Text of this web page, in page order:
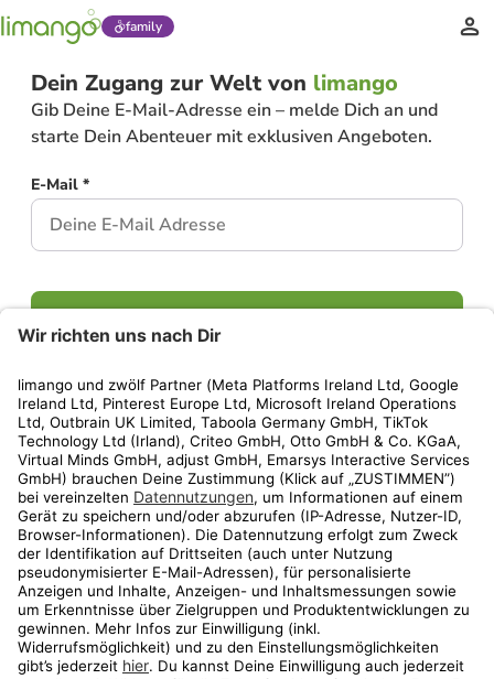
family
Dein Zugang zur Welt von limango
Gib Deine E-Mail-Adresse ein – melde Dich an und
starte Dein Abenteuer mit exklusiven Angeboten.
E-Mail *
Weiter
Privatsphäre-EinstellungenAGBDatenschutzCompliance
GeschenkgutscheinbedingungenImpressumHelp Center